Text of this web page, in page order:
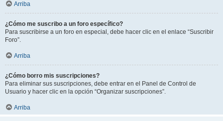
Arriba
¿Cómo me suscribo a un foro específico?
Para suscribirse a un foro en especial, debe hacer clic en el enlace “Suscribir
Foro”.
Arriba
¿Cómo borro mis suscripciones?
Para eliminar sus suscripciones, debe entrar en el Panel de Control de
Usuario y hacer clic en la opción “Organizar suscripciones”.
Arriba